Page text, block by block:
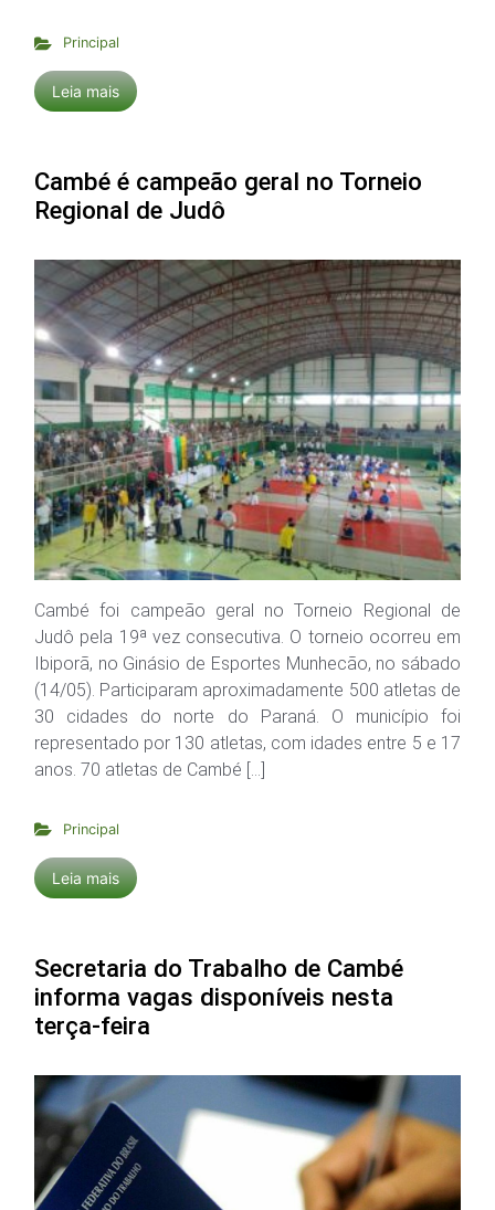
Principal
Leia mais
Cambé é campeão geral no Torneio
Regional de Judô
Cambé foi campeão geral no Torneio Regional de
Judô pela 19ª vez consecutiva. O torneio ocorreu em
Ibiporã, no Ginásio de Esportes Munhecão, no sábado
(14/05). Participaram aproximadamente 500 atletas de
30 cidades do norte do Paraná. O município foi
representado por 130 atletas, com idades entre 5 e 17
anos. 70 atletas de Cambé […]
Principal
Leia mais
Secretaria do Trabalho de Cambé
informa vagas disponíveis nesta
terça-feira